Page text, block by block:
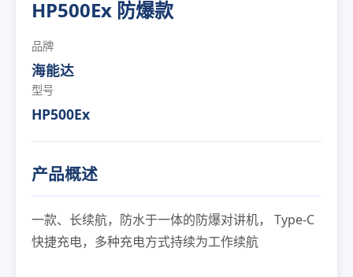
HP500Ex 防爆款
品牌
海能达
型号
HP500Ex
产品概述
一款、长续航，防水于一体的防爆对讲机， Type-C
快捷充电，多种充电方式持续为工作续航